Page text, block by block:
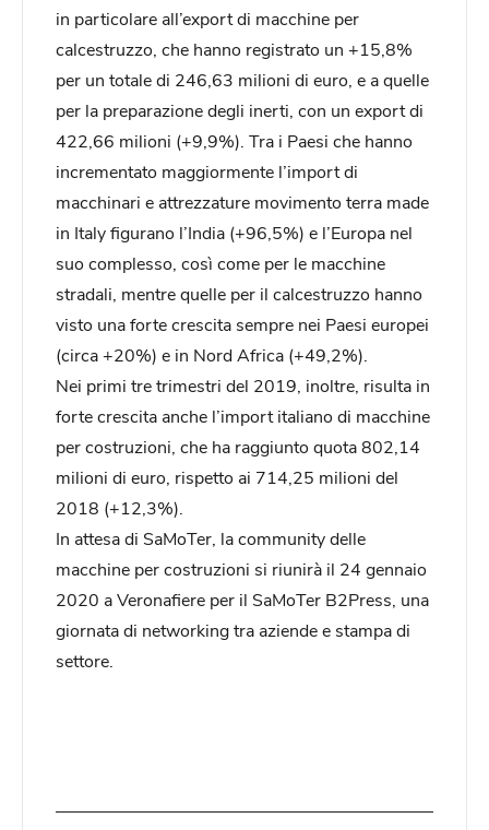
in particolare all’export di macchine per
calcestruzzo, che hanno registrato un +15,8%
per un totale di 246,63 milioni di euro, e a quelle
per la preparazione degli inerti, con un export di
422,66 milioni (+9,9%). Tra i Paesi che hanno
incrementato maggiormente l’import di
macchinari e attrezzature movimento terra made
in Italy figurano l’India (+96,5%) e l’Europa nel
suo complesso, così come per le macchine
stradali, mentre quelle per il calcestruzzo hanno
visto una forte crescita sempre nei Paesi europei
(circa +20%) e in Nord Africa (+49,2%).
Nei primi tre trimestri del 2019, inoltre, risulta in
forte crescita anche l’import italiano di macchine
per costruzioni, che ha raggiunto quota 802,14
milioni di euro, rispetto ai 714,25 milioni del
2018 (+12,3%).
In attesa di SaMoTer, la community delle
macchine per costruzioni si riunirà il 24 gennaio
2020 a Veronafiere per il SaMoTer B2Press, una
giornata di networking tra aziende e stampa di
settore.